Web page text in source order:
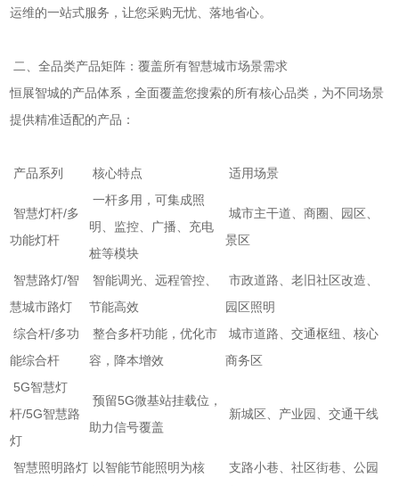
运维的一站式服务，让您采购无忧、落地省心。
二、全品类产品矩阵：覆盖所有智慧城市场景需求
恒展智城的产品体系，全面覆盖您搜索的所有核心品类，为不同场景
提供精准适配的产品：
产品系列 核心特点 适用场景
智慧灯杆/多
功能灯杆
一杆多用，可集成照
明、监控、广播、充电
桩等模块
城市主干道、商圈、园区、
景区
智慧路灯/智
慧城市路灯
智能调光、远程管控、
节能高效
市政道路、老旧社区改造、
园区照明
综合杆/多功
能综合杆
整合多杆功能，优化市
容，降本增效
城市道路、交通枢纽、核心
商务区
5G智慧灯
杆/5G智慧路
灯
预留5G微基站挂载位，
助力信号覆盖
新城区、产业园、交通干线
智慧照明路灯 以智能节能照明为核
支路小巷、社区街巷、公园